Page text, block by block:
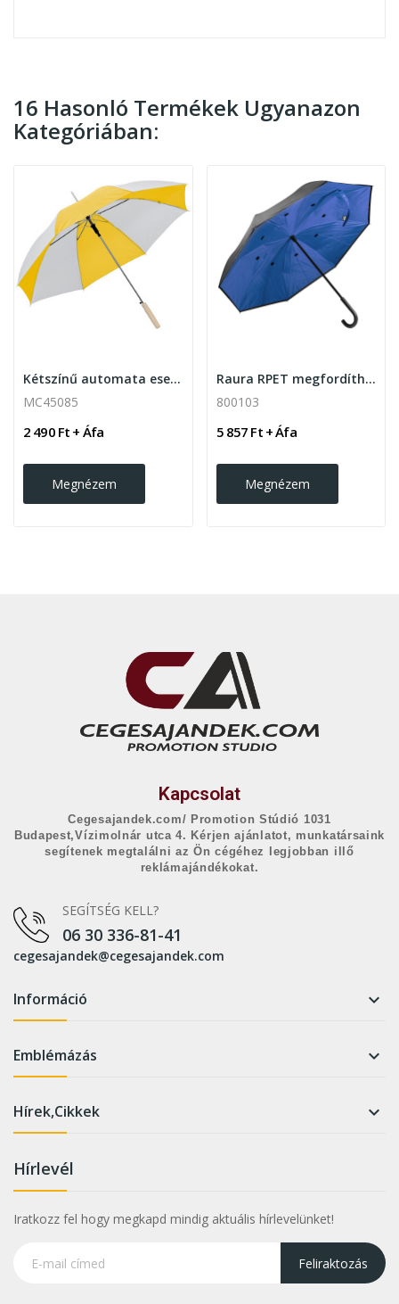
16 Hasonló Termékek Ugyanazon
Kategóriában:
Kétszínű automata esernyő
MC45085
2 490 Ft + Áfa
Megnézem
Raura RPET megfordítható manuális esernyő
800103
5 857 Ft + Áfa
Megnézem
Kapcsolat
Cegesajandek.com/ Promotion Stúdió 1031
Budapest,Vízimolnár utca 4. Kérjen ajánlatot, munkatársaink
segítenek megtalálni az Ön cégéhez legjobban illő
reklámajándékokat.
SEGÍTSÉG KELL?
06 30 336-81-41
cegesajandek@cegesajandek.com
Információ 
Emblémázás 
Hírek,Cikkek 
Hírlevél
Iratkozz fel hogy megkapd mindig aktuális hírlevelünket!
Feliraktozás